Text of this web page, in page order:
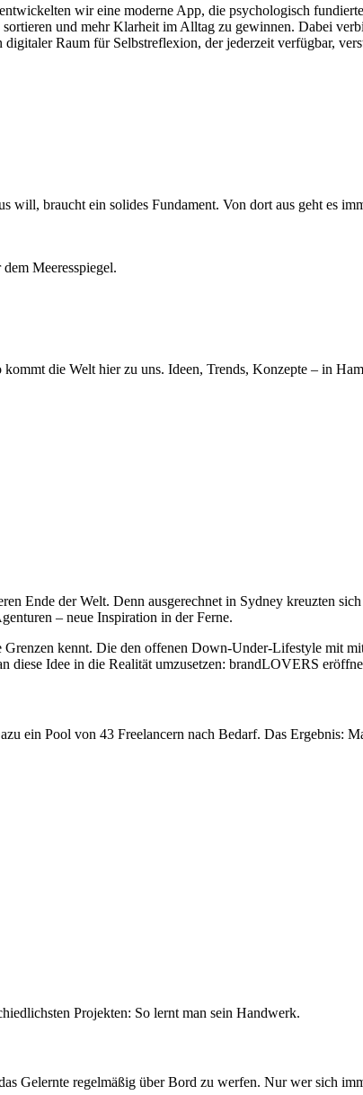
wir eine moderne App, die psychologisch
sortieren und mehr Klarheit im Alltag zu gewinnen. Dabei
Raum für Selbstreflexion, der jederzeit verfügbar,
will, braucht ein solides Fundament. Von dort aus geht
Meeresspiegel.
die Welt hier zu uns. Ideen, Trends, Konzepte – in
Ende der Welt. Denn ausgerechnet in Sydney kreuzten
– neue Inspiration in der Ferne.
Grenzen kennt. Die den offenen Down-Under-Lifestyle mit
diese Idee in die Realität umzusetzen: brandLOVERS
ein Pool von 43 Freelancern nach Bedarf. Das Ergebnis:
Projekten: So lernt man sein Handwerk.
Gelernte regelmäßig über Bord zu werfen. Nur wer sich